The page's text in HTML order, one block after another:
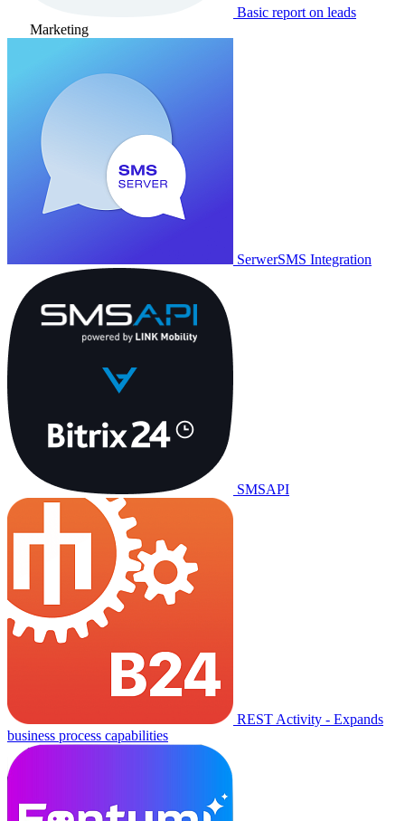
Basic report on leads
Marketing
SerwerSMS Integration
SMSAPI
REST Activity - Expands
business process capabilities